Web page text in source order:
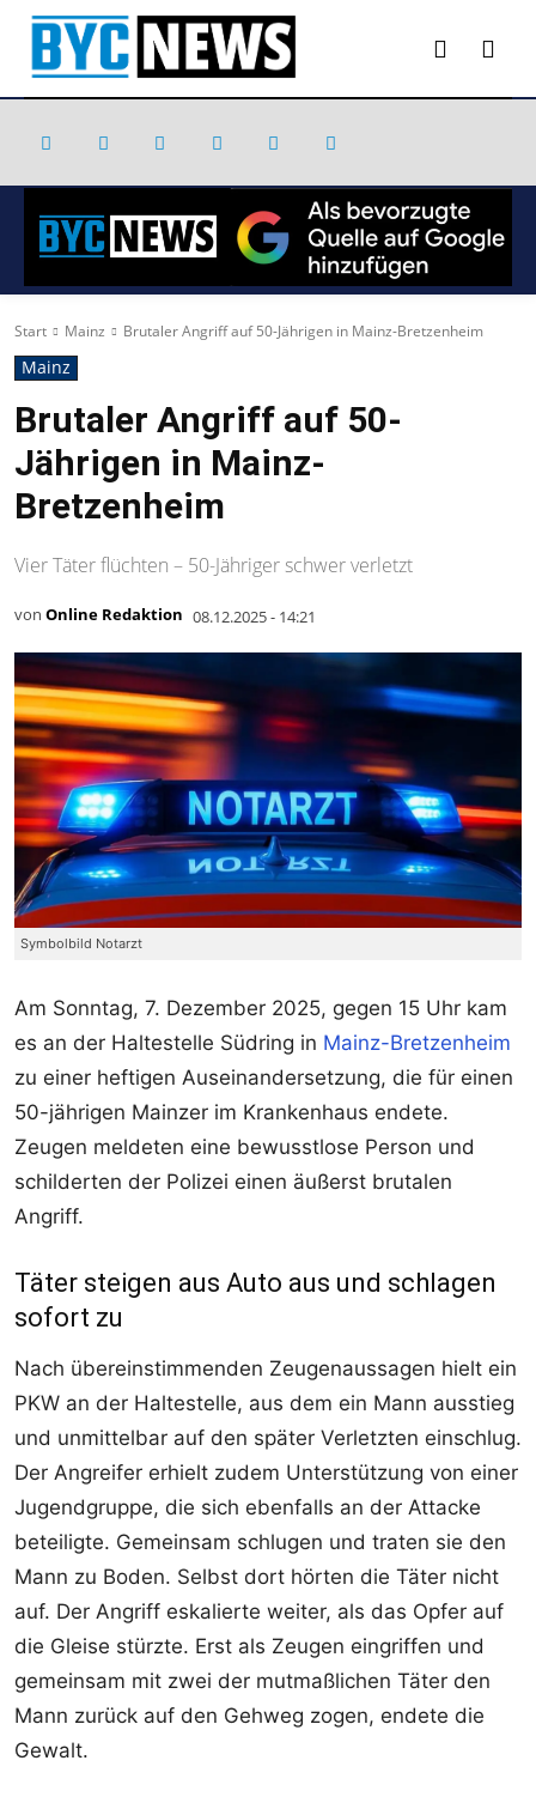
Start Mainz Brutaler Angriff auf 50-Jährigen in Mainz-Bretzenheim
Mainz
Brutaler Angriff auf 50-
Jährigen in Mainz-
Bretzenheim
Vier Täter flüchten – 50-Jähriger schwer verletzt
von Online Redaktion 08.12.2025 - 14:21
Symbolbild Notarzt
Am Sonntag, 7. Dezember 2025, gegen 15 Uhr kam
es an der Haltestelle Südring in Mainz-Bretzenheim
zu einer heftigen Auseinandersetzung, die für einen
50-jährigen Mainzer im Krankenhaus endete.
Zeugen meldeten eine bewusstlose Person und
schilderten der Polizei einen äußerst brutalen
Angriff.
Täter steigen aus Auto aus und schlagen
sofort zu
Nach übereinstimmenden Zeugenaussagen hielt ein
PKW an der Haltestelle, aus dem ein Mann ausstieg
und unmittelbar auf den später Verletzten einschlug.
Der Angreifer erhielt zudem Unterstützung von einer
Jugendgruppe, die sich ebenfalls an der Attacke
beteiligte. Gemeinsam schlugen und traten sie den
Mann zu Boden. Selbst dort hörten die Täter nicht
auf. Der Angriff eskalierte weiter, als das Opfer auf
die Gleise stürzte. Erst als Zeugen eingriffen und
gemeinsam mit zwei der mutmaßlichen Täter den
Mann zurück auf den Gehweg zogen, endete die
Gewalt.